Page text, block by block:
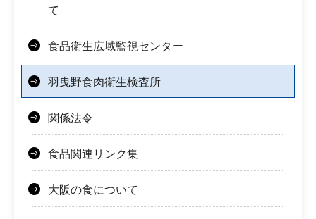
て
食品衛生広域監視センター
羽曳野食肉衛生検査所
関係法令
食品関連リンク集
大阪の食について